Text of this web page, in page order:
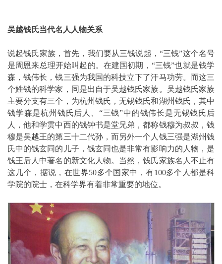
吴越钱氏当代名人人物关系
说起钱氏家族，首先，我们要从三钱说起，“三钱”这个名号
是周恩来总理开始叫起的。在建国初期，“三钱”也就是钱学
森，钱伟长，钱三强为我国的科技立下了汗马功劳。而这三
个姓钱的科学家，同是出自于吴越钱氏家族。吴越钱氏家族
主要分支有三个，为杭州钱氏，无锡钱氏和湖州钱氏，其中
钱学森是杭州钱氏后人、“三钱”中的钱伟长是无锡钱氏后
人，他和学贯中西的钱钟书是堂兄弟，都称钱穆为叔叔，钱
穆是吴越王的第三十二代孙，而另外一个人钱三强是湖州钱
氏中的钱玄同的儿子，钱玄同也是非常有影响力的人物，是
钱王后人中著名的新文化人物。当然，钱氏家族名人不止有
这几个，据说，在世界50多个国家中，有100多个人都是科
学院的院士，在科学界有着非常重要的地位。